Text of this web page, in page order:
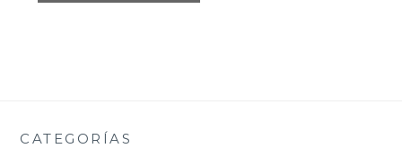
CATEGORÍAS